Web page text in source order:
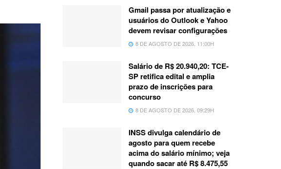
Gmail passa por atualização e
usuários do Outlook e Yahoo
devem revisar configurações
8 DE AGOSTO DE 2026, 11:00H
Salário de R$ 20.940,20: TCE-
SP retifica edital e amplia
prazo de inscrições para
concurso
8 DE AGOSTO DE 2026, 09:29H
INSS divulga calendário de
agosto para quem recebe
acima do salário mínimo; veja
quando sacar até R$ 8.475,55